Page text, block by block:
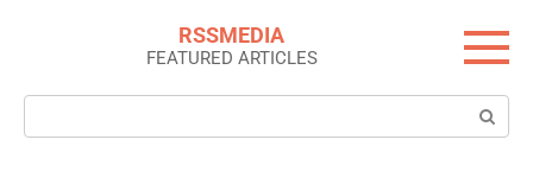
RSSMEDIA
FEATURED ARTICLES
Search: